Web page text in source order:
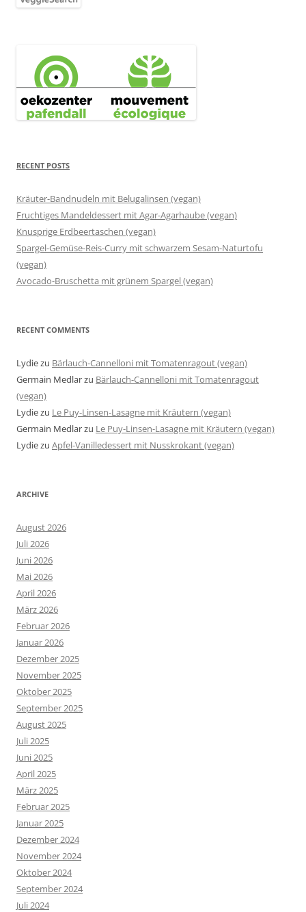
RECENT POSTS
Kräuter-Bandnudeln mit Belugalinsen (vegan)
Fruchtiges Mandeldessert mit Agar-Agarhaube (vegan)
Knusprige Erdbeertaschen (vegan)
Spargel-Gemüse-Reis-Curry mit schwarzem Sesam-Naturtofu
(vegan)
Avocado-Bruschetta mit grünem Spargel (vegan)
RECENT COMMENTS
Lydiezu Bärlauch-Cannelloni mit Tomatenragout (vegan)
Germain Medlarzu Bärlauch-Cannelloni mit Tomatenragout
(vegan)
Lydiezu Le Puy-Linsen-Lasagne mit Kräutern (vegan)
Germain Medlarzu Le Puy-Linsen-Lasagne mit Kräutern (vegan)
Lydiezu Apfel-Vanilledessert mit Nusskrokant (vegan)
ARCHIVE
August 2026
Juli 2026
Juni 2026
Mai 2026
April 2026
März 2026
Februar 2026
Januar 2026
Dezember 2025
November 2025
Oktober 2025
September 2025
August 2025
Juli 2025
Juni 2025
April 2025
März 2025
Februar 2025
Januar 2025
Dezember 2024
November 2024
Oktober 2024
September 2024
Juli 2024